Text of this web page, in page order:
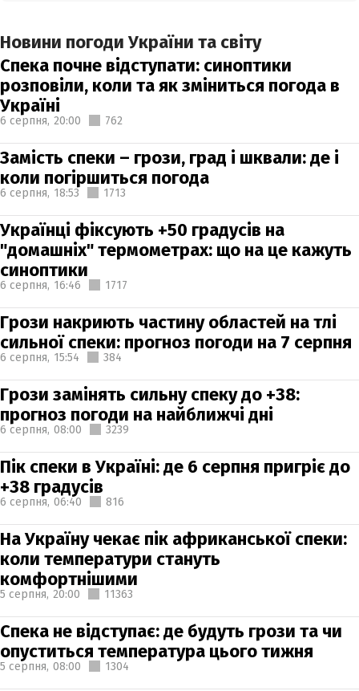
Новини погоди України та світу
Спека почне відступати: синоптики
розповіли, коли та як зміниться погода в
Україні
6 серпня, 20:00 762
Замість спеки – грози, град і шквали: де і
коли погіршиться погода
6 серпня, 18:53 1713
Українці фіксують +50 градусів на
"домашніх" термометрах: що на це кажуть
синоптики
6 серпня, 16:46 1717
Грози накриють частину областей на тлі
сильної спеки: прогноз погоди на 7 серпня
6 серпня, 15:54 384
Грози замінять сильну спеку до +38:
прогноз погоди на найближчі дні
6 серпня, 08:00 3239
Пік спеки в Україні: де 6 серпня пригріє до
+38 градусів
6 серпня, 06:40 816
На Україну чекає пік африканської спеки:
коли температури стануть
комфортнішими
5 серпня, 20:00 11363
Спека не відступає: де будуть грози та чи
опуститься температура цього тижня
5 серпня, 08:00 1304